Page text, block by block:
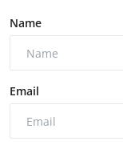
Name
Email